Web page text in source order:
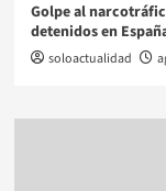
Golpe al
detenidos en
soloactualidad